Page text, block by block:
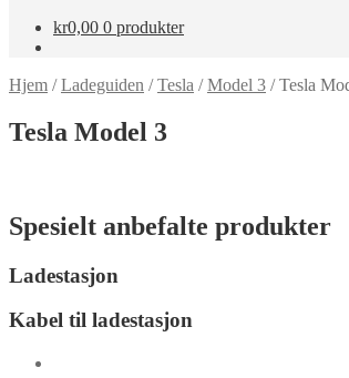
kr0,00 0 produkter
Hjem /Ladeguiden /Tesla /Model 3 /Tesla
Tesla Model 3
Spesielt anbefalte produkter
Ladestasjon
Kabel til ladestasjon